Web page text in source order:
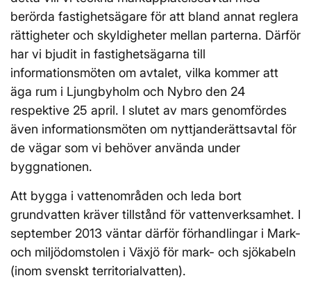
berörda fastighetsägare för att bland annat reglera
rättigheter och skyldigheter mellan parterna. Därför
har vi bjudit in fastighetsägarna till
informationsmöten om avtalet, vilka kommer att
äga rum i Ljungbyholm och Nybro den 24
respektive 25 april. I slutet av mars genomfördes
även informationsmöten om nyttjanderättsavtal för
de vägar som vi behöver använda under
byggnationen.
Att bygga i vattenområden och leda bort
grundvatten kräver tillstånd för vattenverksamhet. I
september 2013 väntar därför förhandlingar i Mark-
och miljödomstolen i Växjö för mark- och sjökabeln
(inom svenskt territorialvatten).